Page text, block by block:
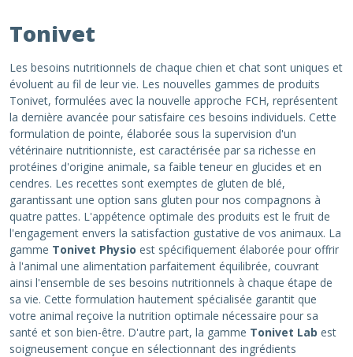
Tonivet
Les besoins nutritionnels de chaque chien et chat sont uniques et
évoluent au fil de leur vie. Les nouvelles gammes de produits
Tonivet, formulées avec la nouvelle approche FCH, représentent
la dernière avancée pour satisfaire ces besoins individuels. Cette
formulation de pointe, élaborée sous la supervision d'un
vétérinaire nutritionniste, est caractérisée par sa richesse en
protéines d'origine animale, sa faible teneur en glucides et en
cendres. Les recettes sont exemptes de gluten de blé,
garantissant une option sans gluten pour nos compagnons à
quatre pattes. L'appétence optimale des produits est le fruit de
l'engagement envers la satisfaction gustative de vos animaux. La
gamme Tonivet Physio est spécifiquement élaborée pour offrir
à l'animal une alimentation parfaitement équilibrée, couvrant
ainsi l'ensemble de ses besoins nutritionnels à chaque étape de
sa vie. Cette formulation hautement spécialisée garantit que
votre animal reçoive la nutrition optimale nécessaire pour sa
santé et son bien-être. D'autre part, la gamme Tonivet Lab est
soigneusement conçue en sélectionnant des ingrédients